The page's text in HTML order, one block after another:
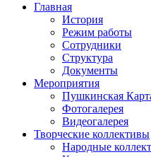
Главная
История
Режим работы
Сотрудники
Структура
Документы
Мероприятия
Пушкинская
Фотогалерея
Видеогалерея
Творческие коллективы
Народные